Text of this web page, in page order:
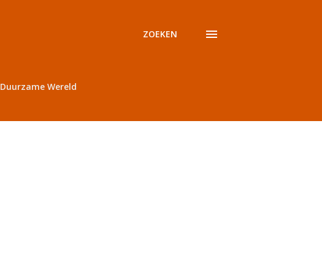
ZOEKEN
Duurzame Wereld